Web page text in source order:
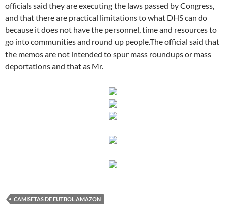
officials said they are executing the laws passed by Congress,
and that there are practical limitations to what DHS can do
because it does not have the personnel, time and resources to
go into communities and round up people.The official said that
the memos are not intended to spur mass roundups or mass
deportations and that as Mr.
CAMISETAS DE FUTBOL AMAZON